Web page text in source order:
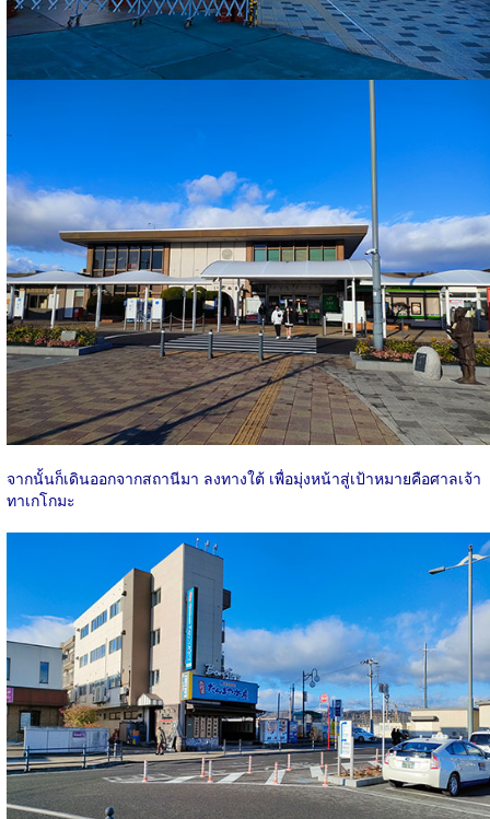
จากนั้นก็เดินออกจากสถานีมา ลงทางใต้ เพื่อมุ่งหน้าสู่เป้าหมายคือศาลเจ้า
ทาเกโกมะ